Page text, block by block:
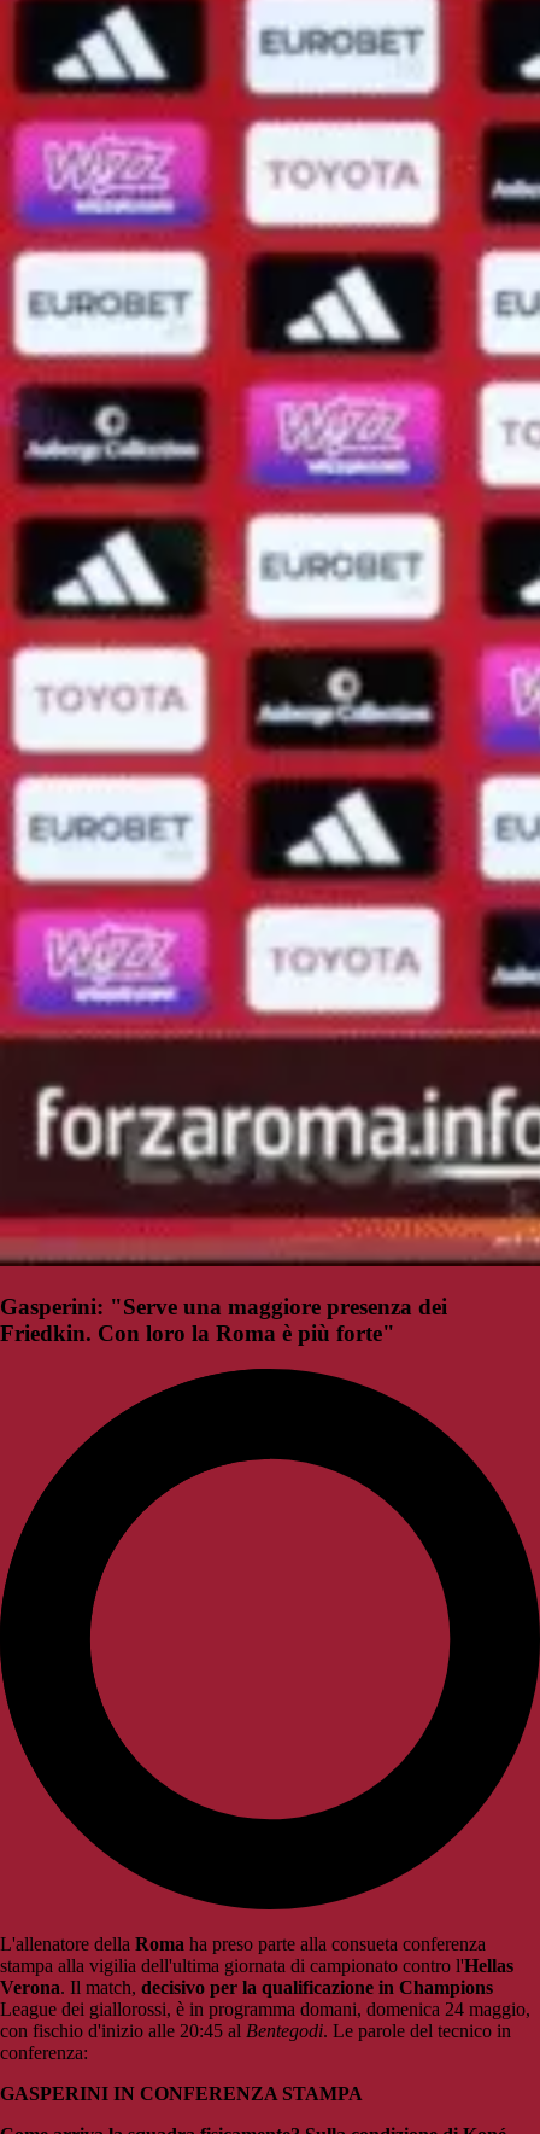
Gasperini: "Serve una maggiore presenza dei
Friedkin. Con loro la Roma è più forte"
L'allenatore della Roma ha preso parte alla consueta conferenza
stampa alla vigilia dell'ultima giornata di campionato contro l'Hellas
Verona. Il match, decisivo per la qualificazione in Champions
League dei giallorossi, è in programma domani, domenica 24 maggio,
con fischio d'inizio alle 20:45 al Bentegodi. Le parole del tecnico in
conferenza:
GASPERINI IN CONFERENZA STAMPA